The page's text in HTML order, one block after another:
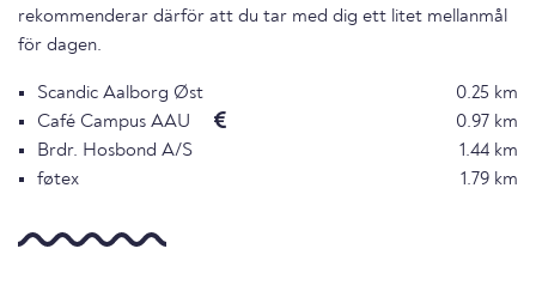
rekommenderar därför att du tar med dig ett litet mellanmål
för dagen.
Scandic Aalborg Øst
0.25 km
Café Campus AAU
0.97 km
Brdr. Hosbond A/S
1.44 km
føtex
1.79 km